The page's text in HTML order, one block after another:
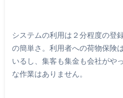
システムの利用は２分程度の登
の簡単さ。利用者への荷物保険
いるし、集客も集金も会社がや
な作業はありません。